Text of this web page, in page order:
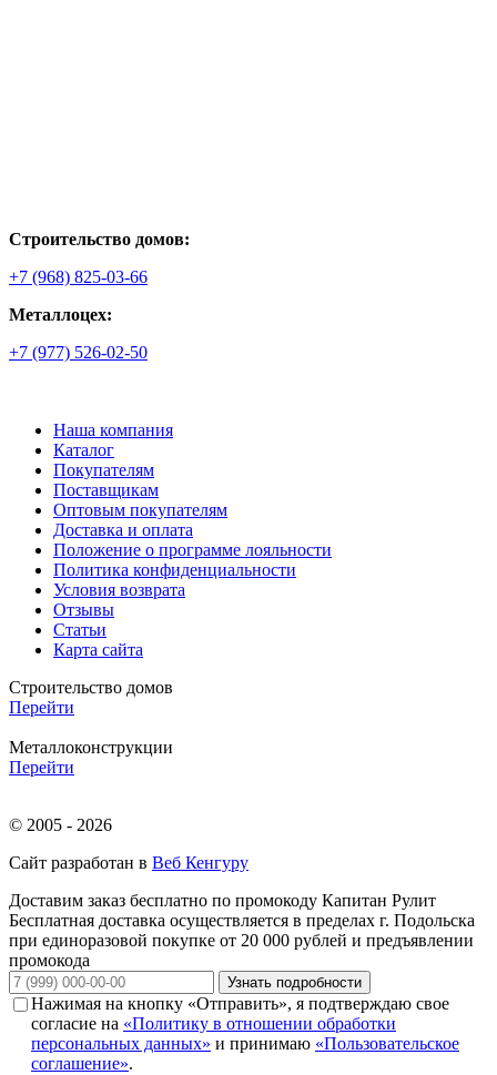
Строительство домов:
+7 (968) 825-03-66
Металлоцех:
+7 (977) 526-02-50
Наша компания
Каталог
Покупателям
Поставщикам
Оптовым покупателям
Доставка и оплата
Положение о программе лояльности
Политика конфиденциальности
Условия возврата
Отзывы
Статьи
Карта сайта
Строительство домов
Перейти
Металлоконструкции
Перейти
© 2005 - 2026
Сайт разработан в Веб Кенгуру
Доставим заказ бесплатно по промокоду Капитан Рулит
Бесплатная доставка осуществляется в пределах г. Подольска
при единоразовой покупке от 20 000 рублей и предъявлении
промокода
Узнать подробности
Нажимая на кнопку «Отправить», я подтверждаю свое
согласие на «Политику в отношении обработки
персональных данных» и принимаю «Пользовательское
соглашение».